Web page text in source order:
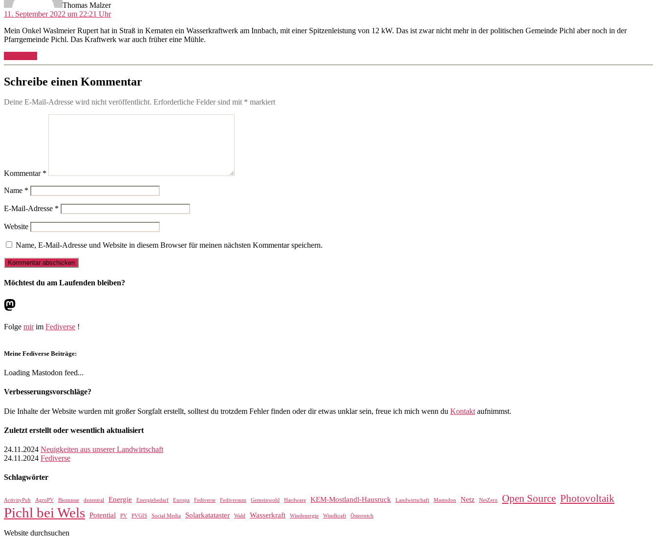
Thomas Malzer
11. September 2022 um 22:21 Uhr
Mein Onkel Waslmeier Rupert hat in Straß in Kematen ein Wasserkraftwerk am Innbach, mit einer Spitzenleistung von 12 kW. Das ist zwar nicht mehr in der politischen Gemeinde Pichl aber noch in der
Pfarrgemeinde Pichl. Das Kraftwerk war auch früher eine Mühle.
Schreibe einen Kommentar
Deine E-Mail-Adresse wird nicht veröffentlicht. Erforderliche Felder sind mit * markiert
Kommentar *
Name *
E-Mail-Adresse *
Website
Name, E-Mail-Adresse und Website in diesem Browser für meinen nächsten Kommentar speichern.
Möchtest du am Laufenden bleiben?
Mastodon
Folge mirim Fediverse !
Meine Fediverse Beiträge:
Loading Mastodon feed...
Verbesserungsvorschläge?
Die Inhalte der Website wurden mit großer Sorgfalt erstellt, solltest du trotzdem Fehler finden oder dir etwas unklar sein, freue ich mich wenn du Kontakt aufnimmst.
Zuletzt erstellt oder wesentlich aktualisiert
24.11.2024 Neuigkeiten aus unserer Landwirtschaft
24.11.2024 Fediverse
Schlagwörter
ActivityPub AgroPV Biomasse dezentral Energie Energiebedarf Europa Fediverse Fediversum Gemeinwohl Hardware KEM-Mostlandl-Hausruck Landwirtschaft Mastodon Netz NetZero Open Source Photovoltaik
Pichl bei Wels Potential PV PVGIS Social Media Solarkatataster Wald Wasserkraft Windenergie Windkraft Österreich
Website durchsuchen